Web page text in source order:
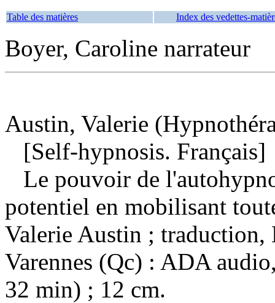
Table des matières Index des vedettes-
Boyer, Caroline narrateur
Austin, Valerie
[Self-hypnosis. Français]
Le pouvoir de
potentiel en mobilisant
Valerie Austin ;
Varennes (Qc) : ADA
32 min) ; 12 cm.